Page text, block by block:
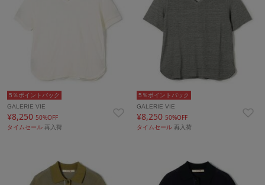
5％ポイントバック
GALERIE VIE
¥8,250 50%OFF
タイムセール 再入荷
5％ポイントバック
GALERIE VIE
¥8,25050%OFF
タイムセール再入荷